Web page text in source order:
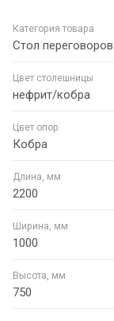
Категория товара
Стол переговоров
Цвет столешницы
нефрит/кобра
Цвет опор
Кобра
Длина, мм
2200
Ширина, мм
1000
Высота, мм
750